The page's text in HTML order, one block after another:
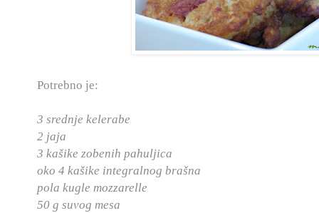
Potrebno je:
3 srednje kelerabe
2 jaja
3 kašike zobenih pahuljica
oko 4 kašike integralnog brašna
pola kugle mozzarelle
50 g suvog mesa